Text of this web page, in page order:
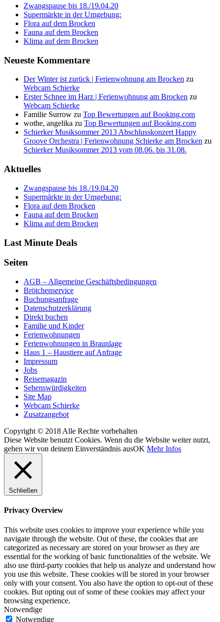
Zwangspause bis 18./19.04.20
Supermärkte in der Umgebung:
Flora auf dem Brocken
Fauna auf dem Brocken
Klima auf dem Brocken
Neueste Kommentare
Der Winter ist zurück | Ferienwohnung am Brocken zu
Webcam Schierke
Erster Schnee im Harz | Ferienwohnung am Brocken zu
Webcam Schierke
Familie Surrow zu Top Bewertungen auf Booking.com
wothe, angelika zu Top Bewertungen auf Booking.com
Schierker Musiksommer 2013 Abschlusskonzert Happy
Groove Orchestra | Ferienwohnung Schierke am Brocken zu
Schierker Musiksommer 2013 vom 08.06. bis 31.08.
Aktuelles
Zwangspause bis 18./19.04.20
Supermärkte in der Umgebung:
Flora auf dem Brocken
Fauna auf dem Brocken
Klima auf dem Brocken
Last Minute Deals
Seiten
AGB – Allgemeine Geschäftsbedingungen
Brötchenservice
Buchungsanfrage
Datenschutzerklärung
Direkt buchen
Familie und Kinder
Ferienwohnungen
Ferienwohnungen in Braunlage
Haus 1 – Haustiere auf Anfrage
Impressum
Jobs
Reisemagazin
Sehenswürdigkeiten
Site Map
Webcam Schierke
Zusatzangebot
Copyright © 2018 Alle Rechte vorbehalten
Diese Website benutzt Cookies. Wenn du die Website weiter nutzt,
gehen wir von deinem Einverständnis ausOK Mehr Infos
Schließen
Privacy Overview
This website uses cookies to improve your experience while you
navigate through the website. Out of these, the cookies that are
categorized as necessary are stored on your browser as they are
essential for the working of basic functionalities of the website. We
also use third-party cookies that help us analyze and understand how
you use this website. These cookies will be stored in your browser
only with your consent. You also have the option to opt-out of these
cookies. But opting out of some of these cookies may affect your
browsing experience.
Notwendige
Notwendige